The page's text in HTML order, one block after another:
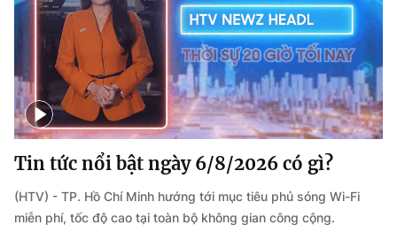
Tin tức nổi bật ngày 6/8/2026 có gì?
(HTV) - TP. Hồ Chí Minh hướng tới mục tiêu phủ sóng Wi-Fi
miễn phí, tốc độ cao tại toàn bộ không gian công cộng.